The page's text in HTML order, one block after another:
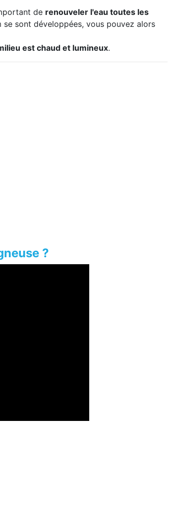
de renouveler l'eau toutes les
sont développées, vous pouvez alors
est chaud et lumineux.
?